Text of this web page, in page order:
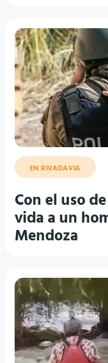
EN RIVADAVIA
Con el uso
vida a un
Mendoza